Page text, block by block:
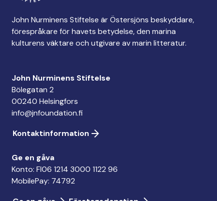
John Nurminens Stiftelse är Östersjöns beskyddare,
förespråkare för havets betydelse, den marina
kulturens väktare och utgivare av marin litteratur.
John Nurminens Stiftelse
Bölegatan 2
00240 Helsingfors
info@jnfoundation.fi
Kontaktinformation
Ge en gåva
Konto: FI06 1214 3000 1122 96
MobilePay: 74792